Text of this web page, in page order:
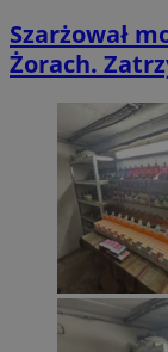
Szarżował
Żorach.